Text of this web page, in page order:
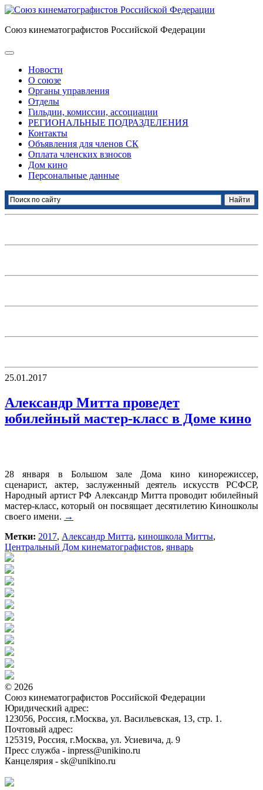
Союз кинематографистов Российской Федерации
Новости
О союзе
Органы управления
Отделы
Гильдии, комиссии, ассоциации
РЕГИОНАЛЬНЫЕ ПОДРАЗДЕЛЕНИЯ
Контакты
Объявления для членов СК
Оплата членских взносов
Дом кино
Персональные данные
25.01.2017
Александр Митта проведет
юбилейный мастер-класс в Доме кино
28 января в Большом зале Дома кино кинорежиссер,
сценарист, актер, заслуженный деятель искусств РСФСР,
Народный артист РФ Александр Митта проводит юбилейный
мастер-класс, который он посвящает десятилетию Киношколы
своего имени. →
Метки: 2017, Александр Митта, киношкола Митты,
Центральный Дом кинематографистов, январь
© 2026
Союз кинематографистов Российской Федерации
Юридический адрес:
123056, Россия, г.Москва, ул. Васильевская, 13, стр. 1.
Почтовый адрес:
125319, Россия, г.Москва, ул. Усиевича, д. 9
Пресс служба - inpress@unikino.ru
Канцелярия - sk@unikino.ru